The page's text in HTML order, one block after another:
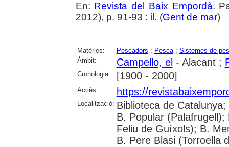
En: Revista del Baix Empordà.
2012), p. 91-93 : il. (Gent de mar)
Matèries: Pescadors ; Pesca; Sistemes de
Àmbit:
Campello, el - Alacant ;
Cronologia: [1900 - 2000]
Accés: https://
Localització: Biblioteca de
B. Popular
Feliu de Guíxols); B.
B. Pere Blasi (Torroella